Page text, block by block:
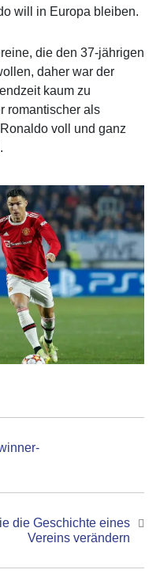
will in Europa bleiben.
die den 37-jährigen
daher war der
kaum zu
romantischer als
voll und ganz
die Geschichte eines
Vereins verändern